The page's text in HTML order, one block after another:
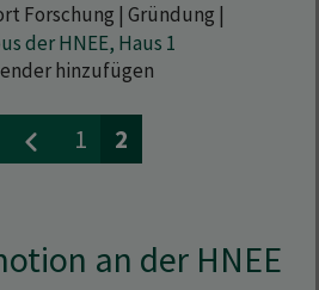
Forschung | Gründung |
der HNEE, Haus 1
hinzufügen
1 2
an der HNEE